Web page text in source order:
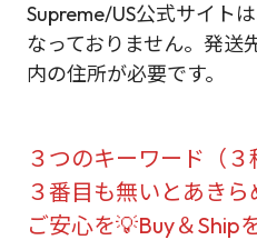
Supreme/US公式サイト
なっておりません。発送
内の住所が必要です。
３つのキーワード（
３番目も無いとあきら
ご安心を💡Buy＆Ship